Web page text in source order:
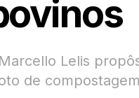
Lelis
de